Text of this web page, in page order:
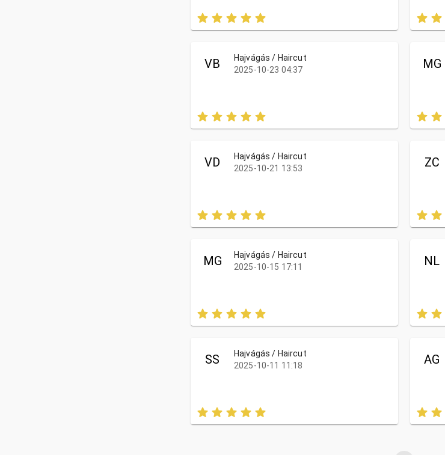
VB
Hajvágás / Haircut
2025-10-23 04:37
MG
VD
Hajvágás / Haircut
2025-10-21 13:53
ZC
MG
Hajvágás / Haircut
2025-10-15 17:11
NL
SS
Hajvágás / Haircut
2025-10-11 11:18
AG